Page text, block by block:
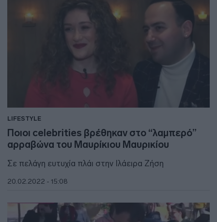
LIFESTYLE
Ποιοι celebrities βρέθηκαν στο “λαμπερό”
αρραβώνα του Μαυρίκιου Μαυρικίου
Σε πελάγη ευτυχία πλάι στην Ιλάειρα Ζήση
20.02.2022 - 15:08